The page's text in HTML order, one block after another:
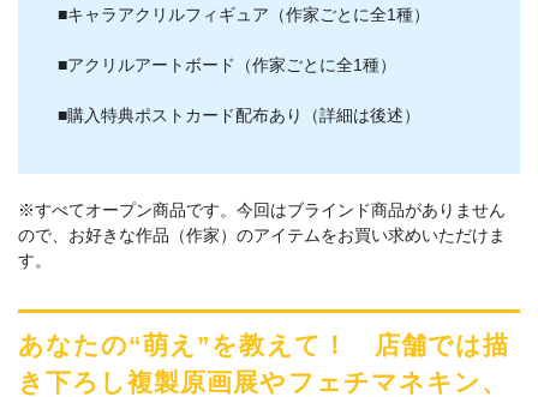
■キャラアクリルフィギュア（作家ごとに全1種）
■アクリルアートボード（作家ごとに全1種）
■購入特典ポストカード配布あり（詳細は後述）
※すべてオープン商品です。今回はブラインド商品がありません
ので、お好きな作品（作家）のアイテムをお買い求めいただけま
す。
あなたの“萌え”を教えて！ 店舗では描
き下ろし複製原画展やフェチマネキン、